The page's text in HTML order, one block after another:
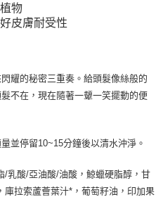
運費
琉球）
)免運費
物
皮膚耐受性
耀的秘密三重奏。給頭髮像絲般的
不在，現在隨著一顰一笑擺動的便
並停留10~15分鐘後以清水沖淨。
/乳酸/亞油酸/油酸，鯨蠟硬脂醇，甘
拉索蘆薈葉汁*，葡萄籽油，印加果